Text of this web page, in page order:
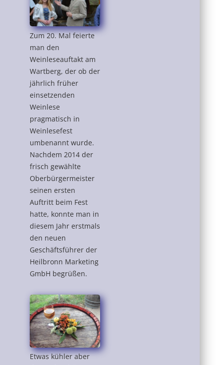
Zum 20. Mal feierte
man den
Weinleseauftakt am
Wartberg, der ob der
jährlich früher
einsetzenden
Weinlese
pragmatisch in
Weinlesefest
umbenannt wurde.
Nachdem 2014 der
frisch gewählte
Oberbürgermeister
seinen ersten
Auftritt beim Fest
hatte, konnte man in
diesem Jahr erstmals
den neuen
Geschäftsführer der
Heilbronn Marketing
GmbH begrüßen.
Etwas kühler aber